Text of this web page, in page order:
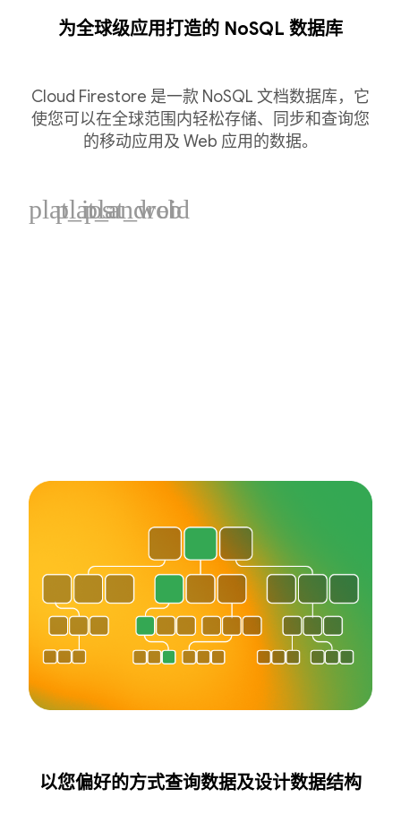
为全球级应用打造的 NoSQL 数据库
Cloud Firestore 是一款 NoSQL 文档数据库，它
使您可以在全球范围内轻松存储、同步和查询您
的移动应用及 Web 应用的数据。
plat_ios
plat_android
plat_web
以您偏好的方式查询数据及设计数据结构